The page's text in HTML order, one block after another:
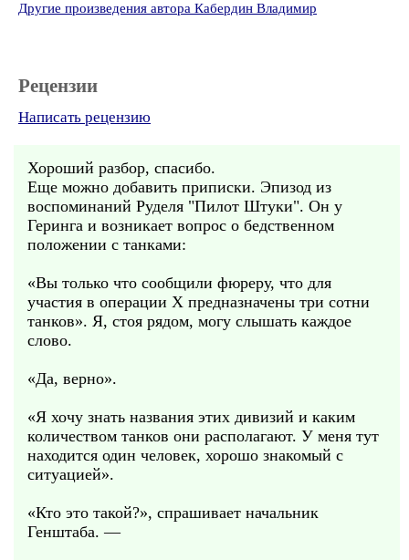
Другие произведения автора Кабердин Владимир
Рецензии
Написать рецензию
Хороший разбор, спасибо.
Еще можно добавить приписки. Эпизод из
воспоминаний Руделя "Пилот Штуки". Он у
Геринга и возникает вопрос о бедственном
положении с танками:
«Вы только что сообщили фюреру, что для
участия в операции Х предназначены три сотни
танков». Я, стоя рядом, могу слышать каждое
слово.
«Да, верно».
«Я хочу знать названия этих дивизий и каким
количеством танков они располагают. У меня тут
находится один человек, хорошо знакомый с
ситуацией».
«Кто это такой?», спрашивает начальник
Генштаба. —